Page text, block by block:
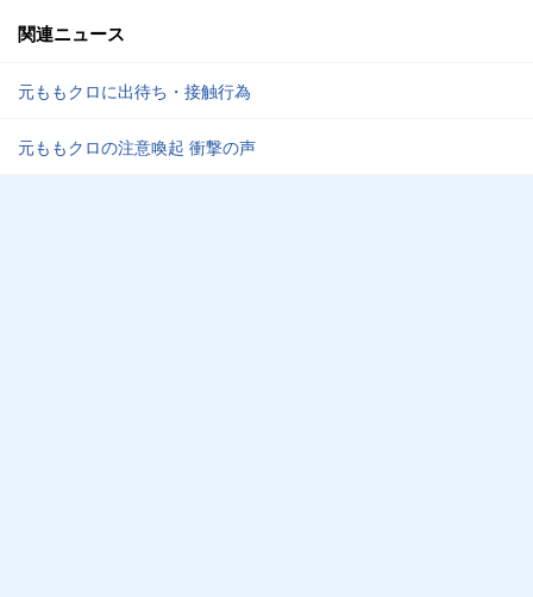
関連ニュース
元ももクロに出待ち・接触行為
元ももクロの注意喚起 衝撃の声